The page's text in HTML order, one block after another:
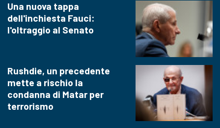
Una nuova tappa
dell'inchiesta Fauci:
l'oltraggio al Senato
Rushdie, un precedente
mette a rischio la
condanna di Matar per
terrorismo